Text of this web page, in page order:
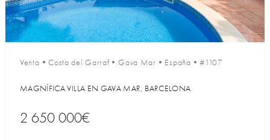
Venta •Costa del Garraf •Gava Mar • España •#1107
MAGNÍFICA VILLA EN GAVA MAR, BARCELONA
2 650 000€